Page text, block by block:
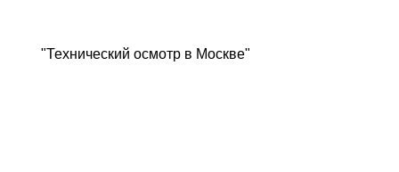
"Технический осмотр в Москве"